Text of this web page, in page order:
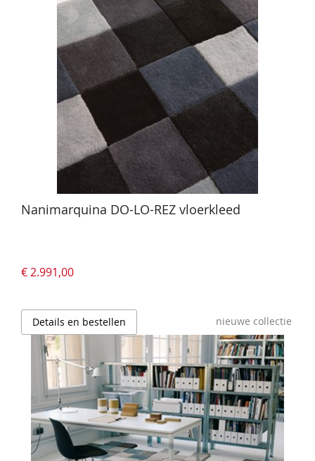
Nanimarquina DO-LO-REZ vloerkleed
€ 2.991,00
Details en bestellen nieuwe collectie